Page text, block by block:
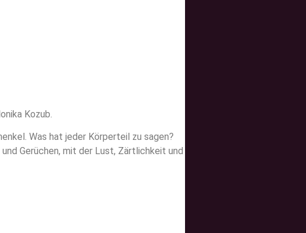
Kozub.
Was hat jeder Körperteil zu sagen?
Gerüchen, mit der Lust, Zärtlichkeit und